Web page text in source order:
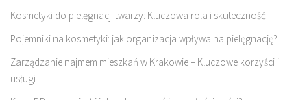
Kosmetyki do pielęgnacji twarzy: Kluczowa rola i skuteczność
Pojemniki na kosmetyki: jak organizacja wpływa na pielęgnację?
Zarządzanie najmem mieszkań w Krakowie – Kluczowe korzyści i
usługi